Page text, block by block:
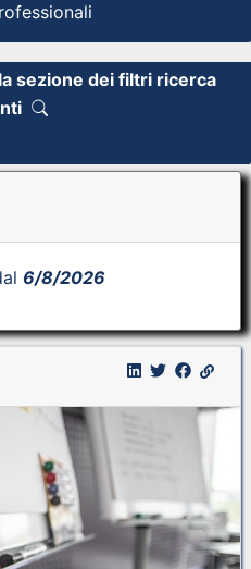
sezione dei filtri ricerca
6/8/2026